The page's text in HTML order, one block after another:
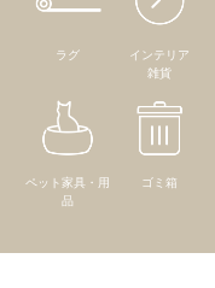
ラグ
インテリア
雑貨
ペット家具・用
品
ゴミ箱